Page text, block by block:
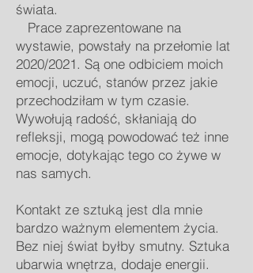
świata.
Prace zaprezentowane na
wystawie, powstały na przełomie lat
2020/2021. Są one odbiciem moich
emocji, uczuć, stanów przez jakie
przechodziłam w tym czasie.
Wywołują radość, skłaniają do
refleksji, mogą powodować też inne
emocje, dotykając tego co żywe w
nas samych.
Kontakt ze sztuką jest dla mnie
bardzo ważnym elementem życia.
Bez niej świat byłby smutny. Sztuka
ubarwia wnętrza, dodaje energii.